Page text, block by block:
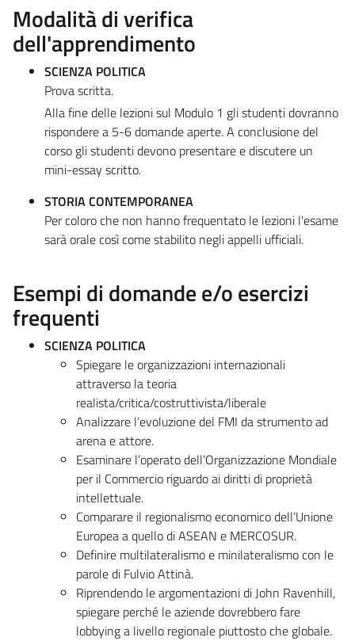
Modalità di verifica
dell'apprendimento
SCIENZA POLITICA
Prova scritta.
Alla fine delle lezioni sul Modulo 1 gli studenti dovranno
rispondere a 5-6 domande aperte. A conclusione del
corso gli studenti devono presentare e discutere un
mini-essay scritto.
STORIA CONTEMPORANEA
Per coloro che non hanno frequentato le lezioni l'esame
sarà orale così come stabilito negli appelli ufficiali.
Esempi di domande e/o esercizi
frequenti
SCIENZA POLITICA
Spiegare le organizzazioni internazionali
attraverso la teoria
realista/critica/costruttivista/liberale
Analizzare l’evoluzione del FMI da strumento ad
arena e attore.
Esaminare l’operato dell’Organizzazione Mondiale
per il Commercio riguardo ai diritti di proprietà
intellettuale.
Comparare il regionalismo economico dell’Unione
Europea a quello di ASEAN e MERCOSUR.
Definire multilateralismo e minilateralismo con le
parole di Fulvio Attinà.
Riprendendo le argomentazioni di John Ravenhill,
spiegare perché le aziende dovrebbero fare
lobbying a livello regionale piuttosto che globale.